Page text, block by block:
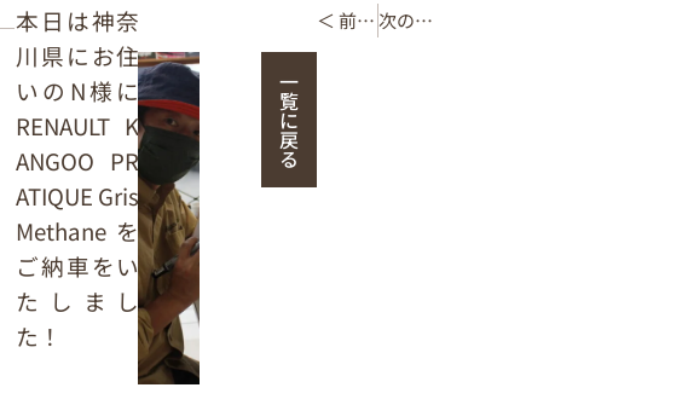
本日は神奈
川県にお住
いのN様に
RENAULT K
ANGOO PR
ATIQUE Gris
Methane を
ご納車をい
たしまし
た！
一
覧
に
戻
る
＜ 前の記事 次の記事 ＞